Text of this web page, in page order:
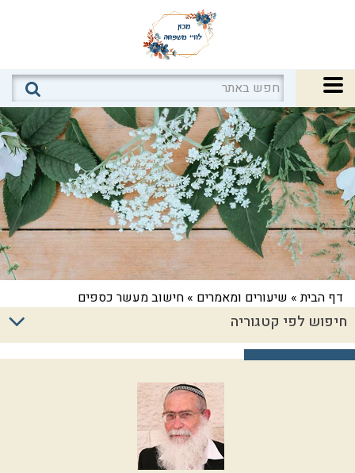
דף הבית» שיעורים ומאמרים » חישוב מעשר כספים
חיפוש לפי קטגוריה